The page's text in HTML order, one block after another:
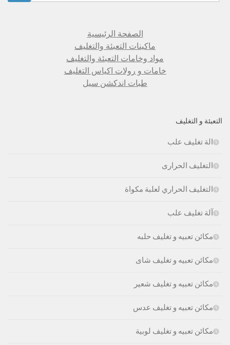
الصفحة الرئيسية
ماكينات التعبئة والتغليف
مواد وخامات التعبئة والتغليف
خامات و رولات اكياس التغليف
طبات اندكشن سيل
التعبئة و التغليف
الة تغليف علب
التغليف الحرارى
التغليف الحراري لعلبة مكواة
آلة تغليف علب
مكائن تعبيه و تغليف حلبه
مكائن تعبيه و تغليف شاى
مكائن تعبيه و تغليف شعير
مكائن تعبيه و تغليف عدس
مكائن تعبيه و تغليف لوبية